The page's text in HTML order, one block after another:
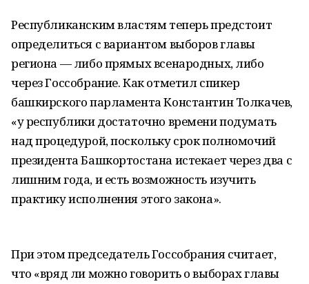
Республиканским властям теперь предстоит
определиться с вариантом выборов главы
региона — либо прямых всенародных, либо
через Госсобрание. Как отметил спикер
башкирского парламента Константин Толкачев,
«у республики достаточно времени подумать
над процедурой, поскольку срок полномочий
президента Башкортостана истекает через два с
лишним года, и есть возможность изучить
практику исполнения этого закона».
При этом председатель Госсобрания считает,
что «вряд ли можно говорить о выборах главы